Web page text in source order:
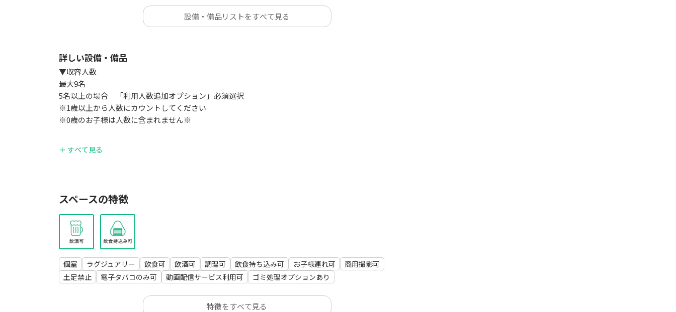
設備・備品リストをすべて見る
詳しい設備・備品
▼収容人数
最大9名
5名以上の場合 「利用人数追加オプション」必須選択
※1歳以上から人数にカウントしてください
※0歳のお子様は人数に含まれません※
18㎡
プロジェクター（Anker Nebula Cosmos Laser）
動画配信コンテンツ（※ご自身のアカウントでログインしてください）
DVD・ブルーレイプレーヤー
大人気ゲーム機
リクライニングソファ×1
椅子×6
ダイニングテーブル×
ローテーブル×1
＋ すべて見る
スペースの特徴
個室 ラグジュアリー 飲食可 飲酒可 調理可 飲食持ち込み可 お子様連れ可
商用撮影可
土足禁止
電子タバコのみ可 動画配信サービス利用可 ゴミ処理オプションあり
特徴をすべて見る